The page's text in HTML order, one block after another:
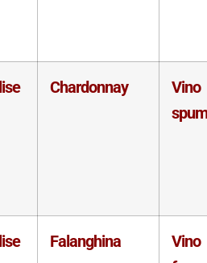
Chardonnay
Vino
Falanghina
Vino